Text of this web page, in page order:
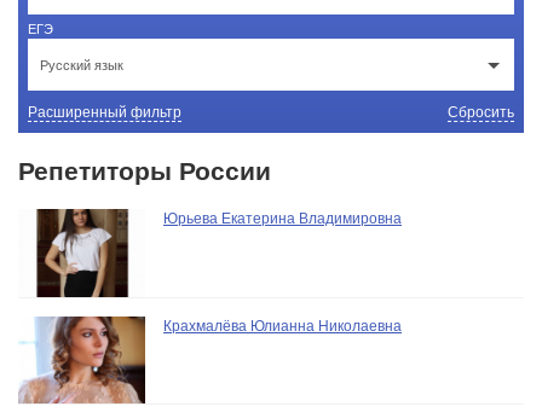
ЕГЭ
Русский язык
Расширенный фильтр Сбросить
Репетиторы России
Юрьева Екатерина Владимировна
Крахмалёва Юлианна Николаевна